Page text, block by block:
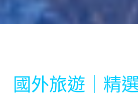
國外旅遊｜精